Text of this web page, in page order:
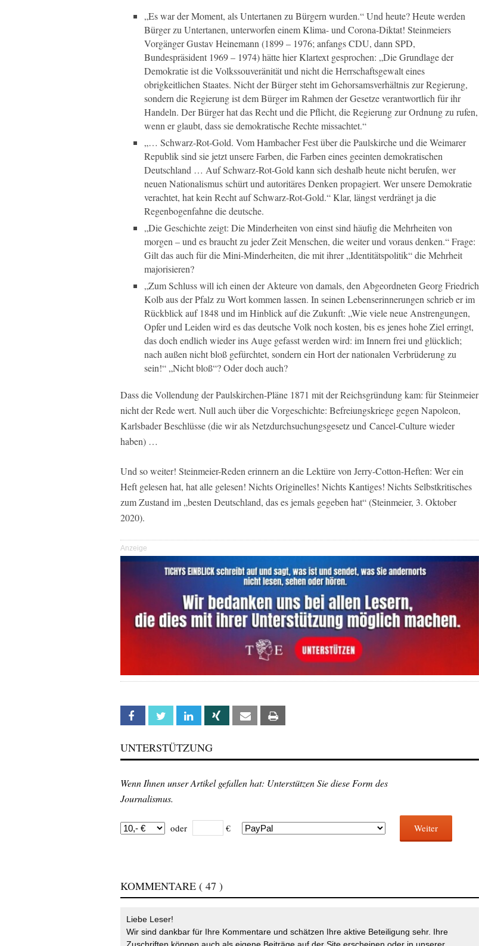
„Es war der Moment, als Untertanen zu Bürgern wurden.“ Und heute? Heute werden
Bürger zu Untertanen, unterworfen einem Klima- und Corona-Diktat! Steinmeiers
Vorgänger Gustav Heinemann (1899 – 1976; anfangs CDU, dann SPD,
Bundespräsident 1969 – 1974) hätte hier Klartext gesprochen: „Die Grundlage der
Demokratie ist die Volkssouveränität und nicht die Herrschaftsgewalt eines
obrigkeitlichen Staates. Nicht der Bürger steht im Gehorsamsverhältnis zur Regierung,
sondern die Regierung ist dem Bürger im Rahmen der Gesetze verantwortlich für ihr
Handeln. Der Bürger hat das Recht und die Pflicht, die Regierung zur Ordnung zu rufen,
wenn er glaubt, dass sie demokratische Rechte missachtet.“
„… Schwarz-Rot-Gold. Vom Hambacher Fest über die Paulskirche und die Weimarer
Republik sind sie jetzt unsere Farben, die Farben eines geeinten demokratischen
Deutschland … Auf Schwarz-Rot-Gold kann sich deshalb heute nicht berufen, wer
neuen Nationalismus schürt und autoritäres Denken propagiert. Wer unsere Demokratie
verachtet, hat kein Recht auf Schwarz-Rot-Gold.“ Klar, längst verdrängt ja die
Regenbogenfahne die deutsche.
„Die Geschichte zeigt: Die Minderheiten von einst sind häufig die Mehrheiten von
morgen – und es braucht zu jeder Zeit Menschen, die weiter und voraus denken.“ Frage:
Gilt das auch für die Mini-Minderheiten, die mit ihrer „Identitätspolitik“ die Mehrheit
majorisieren?
„Zum Schluss will ich einen der Akteure von damals, den Abgeordneten Georg Friedrich
Kolb aus der Pfalz zu Wort kommen lassen. In seinen Lebenserinnerungen schrieb er im
Rückblick auf 1848 und im Hinblick auf die Zukunft: „Wie viele neue Anstrengungen,
Opfer und Leiden wird es das deutsche Volk noch kosten, bis es jenes hohe Ziel erringt,
das doch endlich wieder ins Auge gefasst werden wird: im Innern frei und glücklich;
nach außen nicht bloß gefürchtet, sondern ein Hort der nationalen Verbrüderung zu
sein!“ „Nicht bloß“? Oder doch auch?
Dass die Vollendung der Paulskirchen-Pläne 1871 mit der Reichsgründung kam: für Steinmeier
nicht der Rede wert. Null auch über die Vorgeschichte: Befreiungskriege gegen Napoleon,
Karlsbader Beschlüsse (die wir als Netzdurchsuchungsgesetz und Cancel-Culture wieder
haben) …
Und so weiter! Steinmeier-Reden erinnern an die Lektüre von Jerry-Cotton-Heften: Wer ein
Heft gelesen hat, hat alle gelesen! Nichts Originelles! Nichts Kantiges! Nichts Selbstkritisches
zum Zustand im „besten Deutschland, das es jemals gegeben hat“ (Steinmeier, 3. Oktober
2020).
Anzeige
Facebook Twitter Linkedin Xing Email
UNTERSTÜTZUNG
Wenn Ihnen unser Artikel gefallen hat: Unterstützen Sie diese Form des
Journalismus.
oder € Weiter
KOMMENTARE ( 47 )
Liebe Leser!
Wir sind dankbar für Ihre Kommentare und schätzen Ihre aktive Beteiligung sehr. Ihre